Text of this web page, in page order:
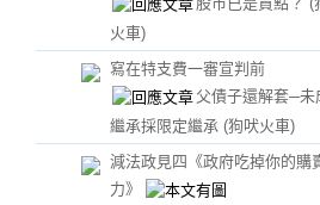
火車)
寫在特支費一審宣判前
父債子還解套─未
繼承採限定繼承 (狗吠火車)
減法政見四《政府吃掉你的購
力》